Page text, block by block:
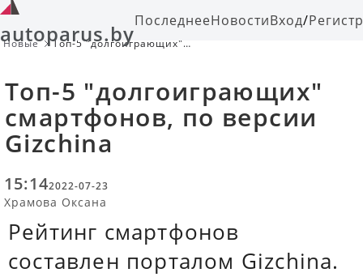
autoparus.byПоследнееНовостиВход/
Новые
Топ-5 "долгоиграющих"
Топ-5 "долгоиграющих"
смартфонов, по версии
Gizchina
15:142022-07-23
Храмова Оксана
Рейтинг смартфонов
составлен порталом Gizchina.